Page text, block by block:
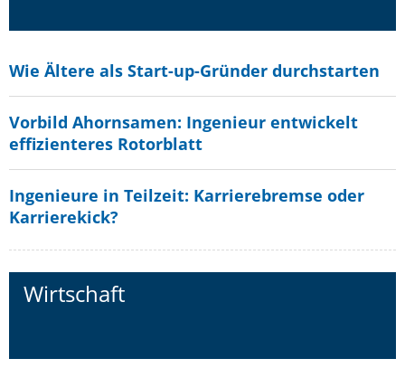
Wie Ältere als Start-up-Gründer durchstarten
Vorbild Ahornsamen: Ingenieur entwickelt
effizienteres Rotorblatt
Ingenieure in Teilzeit: Karrierebremse oder
Karrierekick?
Wirtschaft